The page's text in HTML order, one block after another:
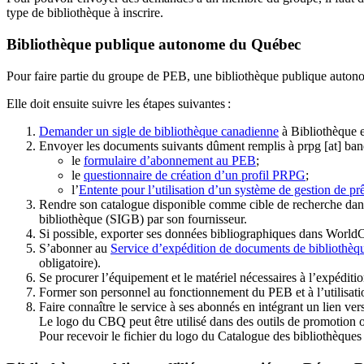
type de bibliothèque à inscrire.
Bibliothèque publique autonome du Québec
Pour faire partie du groupe de PEB, une bibliothèque publique
Elle doit ensuite suivre les étapes suivantes :
Demander un sigle de bibliothèque canadienne à Bibliothèque
Envoyer les documents suivants dûment remplis à prpg [at]
le formulaire d’abonnement au PEB;
le questionnaire de création d’un profil PRPG;
l’Entente pour l’utilisation d’un système de gestion de
Rendre son catalogue disponible comme cible de recherche
bibliothèque (SIGB) par son fournisseur.
Si possible, exporter ses données bibliographiques dans
S’abonner au Service d’expédition de documents de
obligatoire).
Se procurer l’équipement et le matériel nécessaires à
Former son personnel au fonctionnement du PEB et à
Faire connaître le service à ses abonnés en intégrant un lien
Le logo du CBQ peut être utilisé dans des outils de promotion
Pour recevoir le fichier du logo du Catalogue des